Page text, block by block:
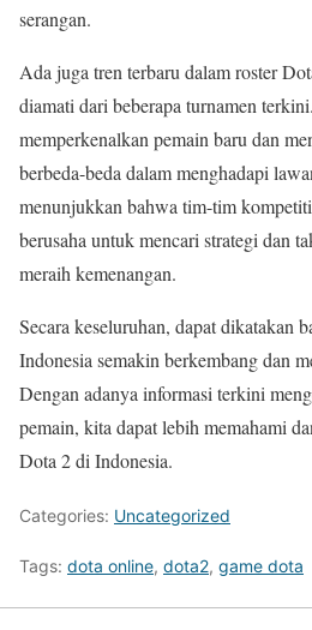
serangan.
Ada juga tren terbaru dalam roster
diamati dari beberapa turnamen
memperkenalkan pemain baru dan
berbeda-beda dalam menghadapi
menunjukkan bahwa tim-tim
berusaha untuk mencari strategi dan
meraih kemenangan.
Secara keseluruhan, dapat dikatakan
Indonesia semakin berkembang dan
Dengan adanya informasi terkini
pemain, kita dapat lebih memahami
Dota 2 di Indonesia.
Categories: Uncategorized
Tags: dota online, dota2, game dota